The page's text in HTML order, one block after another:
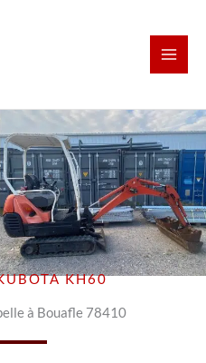
KH60
à Bouafle 78410